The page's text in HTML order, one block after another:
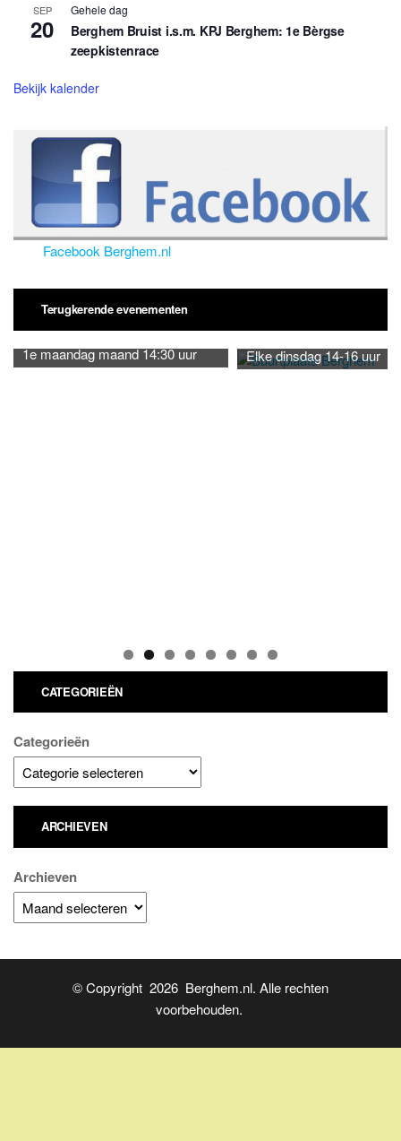
SEP
20
Gehele dag
Berghem Bruist i.s.m. KPJ Berghem: 1e Bèrgse
zeepkistenrace
Bekijk kalender
Facebook Berghem.nl
Terugkerende evenementen
1e maandag maand 14:30 uur Elke dinsdag 14-16 uur
CATEGORIEËN
Categorieën
ARCHIEVEN
Archieven
© Copyright 2026 Berghem.nl. Alle rechten
voorbehouden.